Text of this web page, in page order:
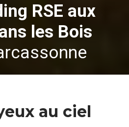
RSE aux
les Bois
au ciel